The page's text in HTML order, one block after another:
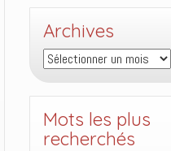
Archives
Archives
Mots les plus
recherchés